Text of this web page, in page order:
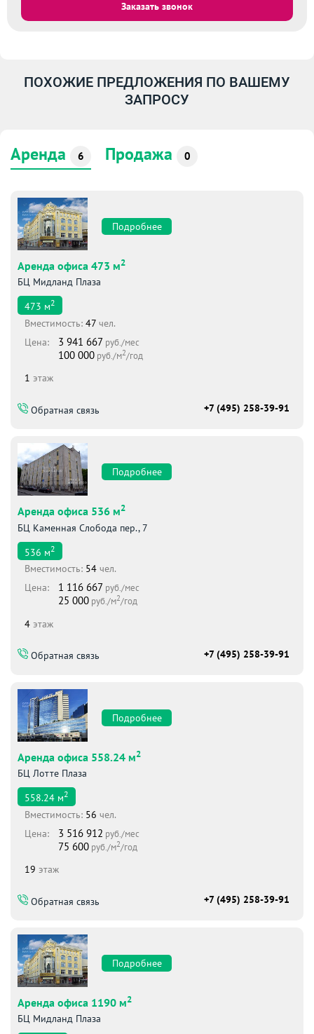
Заказать звонок
ПОХОЖИЕ ПРЕДЛОЖЕНИЯ ПО ВАШЕМУ
ЗАПРОСУ
Аренда 6 Продажа 0
Подробнее
Аренда офиса 473 м2
БЦ Мидланд Плаза
473 м2
Вместимоcть: 47 чел.
Цена:
3 941 667 руб./мес
100 000 руб./м2/год
1 этаж
Обратная связь +7 (495) 258-39-91
Подробнее
Аренда офиса 536 м2
БЦ Каменная Слобода пер., 7
536 м2
Вместимоcть: 54 чел.
Цена:
1 116 667 руб./мес
25 000 руб./м2/год
4 этаж
Обратная связь +7 (495) 258-39-91
Подробнее
Аренда офиса 558.24 м2
БЦ Лотте Плаза
558.24 м2
Вместимоcть: 56 чел.
Цена:
3 516 912 руб./мес
75 600 руб./м2/год
19 этаж
Обратная связь +7 (495) 258-39-91
Подробнее
Аренда офиса 1190 м2
БЦ Мидланд Плаза